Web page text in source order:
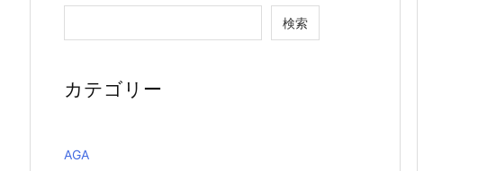
検索
カテゴリー
AGA